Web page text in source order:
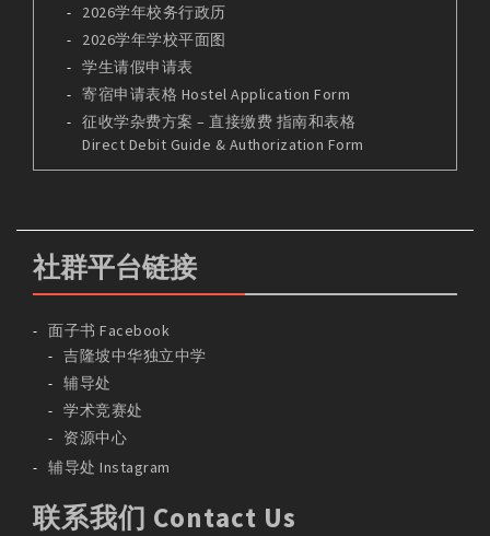
2026学年校务行政历
2026学年学校平面图
学生请假申请表
寄宿申请表格 Hostel Application Form
征收学杂费方案 – 直接缴费 指南和表格
Direct Debit Guide & Authorization Form
社群平台链接
面子书 Facebook
吉隆坡中华独立中学
辅导处
学术竞赛处
资源中心
辅导处 Instagram
联系我们 Contact Us